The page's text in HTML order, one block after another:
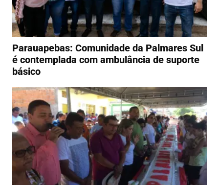
Parauapebas: Comunidade da Palmares Sul
é contemplada com ambulância de suporte
básico